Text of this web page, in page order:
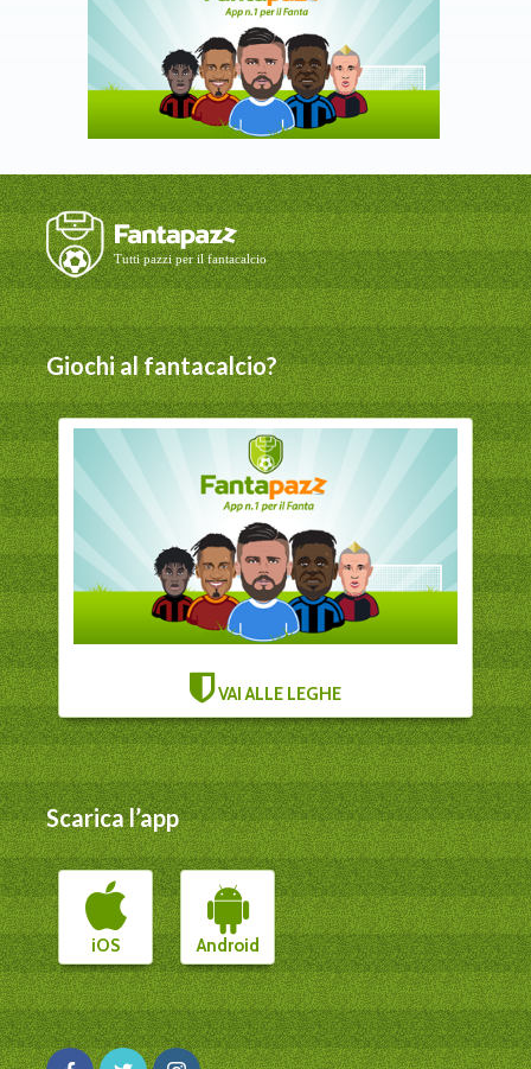
Giochi al fantacalcio?
VAI ALLE LEGHE
Scarica l’app
iOS Android